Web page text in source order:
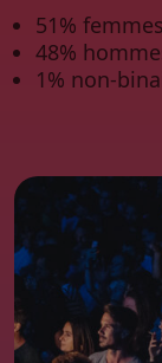
51% femmes
48%
1% non-